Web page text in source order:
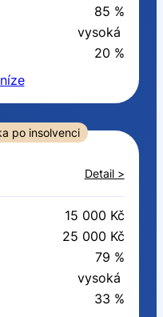
85 %
vysoká
20 %
po insolvenci
Detail >
15 000 Kč
25 000 Kč
79 %
vysoká
33 %